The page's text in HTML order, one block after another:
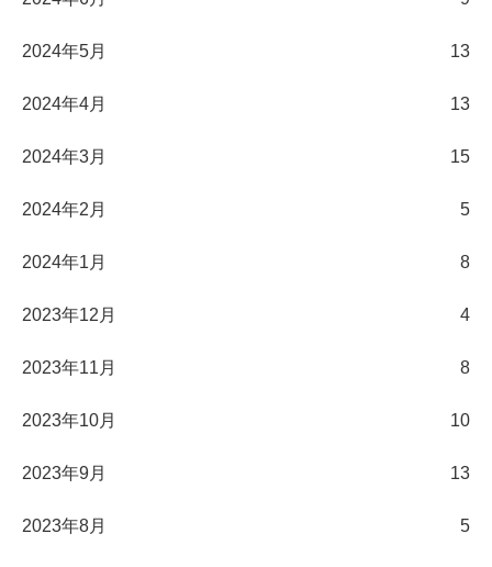
2024年5月 13
2024年4月 13
2024年3月 15
2024年2月 5
2024年1月 8
2023年12月 4
2023年11月 8
2023年10月 10
2023年9月 13
2023年8月 5